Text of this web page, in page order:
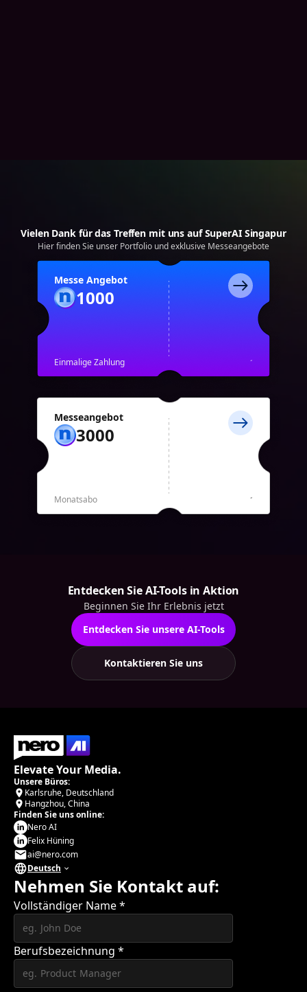
Vielen Dank für das Treffen mit uns auf SuperAI Singapur
Hier finden Sie unser Portfolio und exklusive Messeangebote
Messe Angebot
1000
Einmalige Zahlung
Messeangebot
3000
Monatsabo
Entdecken Sie AI-Tools in Aktion
Beginnen Sie Ihr Erlebnis jetzt
Entdecken Sie unsere AI-Tools
Kontaktieren Sie uns
Elevate Your Media.
Unsere Büros:
Karlsruhe, Deutschland
Hangzhou, China
Finden Sie uns online:
Nero AI
Felix Hüning
ai@nero.com
Deutsch
Nehmen Sie Kontakt auf:
Vollständiger Name*
Berufsbezeichnung *